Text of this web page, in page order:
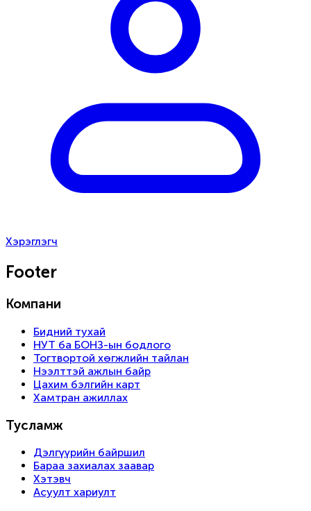
Хэрэглэгч
Footer
Компани
Бидний тухай
НУТ ба БОНЗ-ын бодлого
Тогтвортой хөгжлийн тайлан
Нээлттэй ажлын байр
Цахим бэлгийн карт
Хамтран ажиллах
Тусламж
Дэлгүүрийн байршил
Бараа захиалах заавар
Хэтэвч
Асуулт хариулт